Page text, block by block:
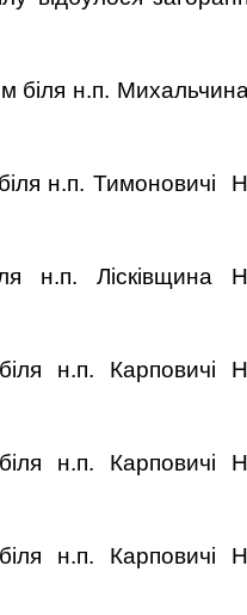
біля н.п.
н.п. Тимоновичі
н.п. Лісківщина
н.п. Карповичі
н.п. Карповичі
н.п. Карповичі